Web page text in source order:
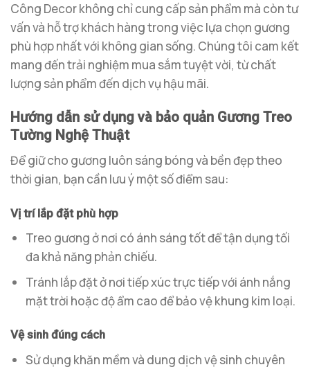
Công Decor không chỉ cung cấp sản phẩm mà còn tư
vấn và hỗ trợ khách hàng trong việc lựa chọn gương
phù hợp nhất với không gian sống. Chúng tôi cam kết
mang đến trải nghiệm mua sắm tuyệt vời, từ chất
lượng sản phẩm đến dịch vụ hậu mãi.
Hướng dẫn sử dụng và bảo quản Gương Treo
Tường Nghệ Thuật
Để giữ cho gương luôn sáng bóng và bền đẹp theo
thời gian, bạn cần lưu ý một số điểm sau:
Vị trí lắp đặt phù hợp
Treo gương ở nơi có ánh sáng tốt để tận dụng tối
đa khả năng phản chiếu.
Tránh lắp đặt ở nơi tiếp xúc trực tiếp với ánh nắng
mặt trời hoặc độ ẩm cao để bảo vệ khung kim loại.
Vệ sinh đúng cách
Sử dụng khăn mềm và dung dịch vệ sinh chuyên